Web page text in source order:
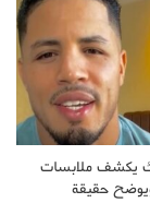
يكشف ملابسات
حقيقة